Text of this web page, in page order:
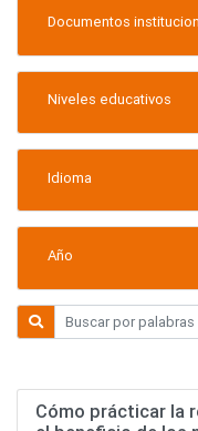
Cómo prácticar la
Documentos
Niveles educativos
Idioma
Año